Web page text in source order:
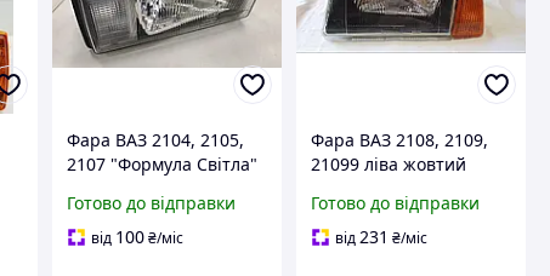
Фара ВАЗ 2104, 2105,
2107 "Формула Світла"
Готово до відправки
від 100 ₴/міс
Фара ВАЗ 2108, 2109,
21099 ліва жовтий
Світла (УТОЧНЮЙТЕ
ЦІНУ!)
Готово до відправки
від231 ₴/міс